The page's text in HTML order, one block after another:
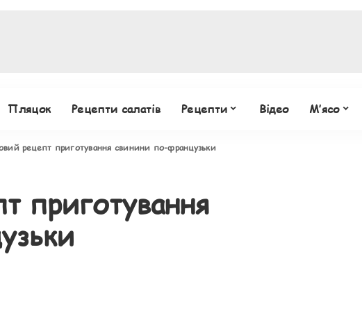
Пляцок Рецепти салатів Рецепти Відео М’ясо
рецепт приготування свинини по-французьки
приготування